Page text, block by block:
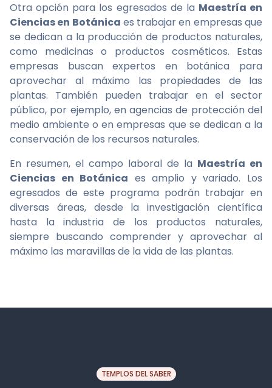
Otra opción para los egresados de la Maestría en
Ciencias en Botánica es trabajar en empresas que
se dedican a la producción de productos naturales,
como medicinas o productos cosméticos. Estas
empresas buscan expertos en botánica para
aprovechar al máximo las propiedades de las
plantas. También pueden trabajar en el sector
público, por ejemplo, en agencias de protección del
medio ambiente o en empresas que se dedican a la
conservación de los recursos naturales.
En resumen, el campo laboral de la Maestría en
Ciencias en Botánica es amplio y variado. Los
egresados de este programa podrán trabajar en
diversas áreas, desde la investigación científica
hasta la industria de los productos naturales,
siempre buscando comprender y aprovechar al
máximo las maravillas de la vida de las plantas.
TEMPLOS DEL SABER